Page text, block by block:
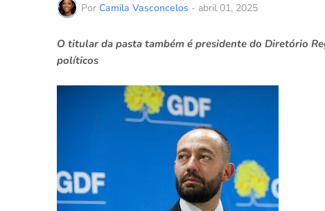
Por Camila Vasconcelos - abril 01, 2025
O titular da pasta também é presidente do Diretório
políticos